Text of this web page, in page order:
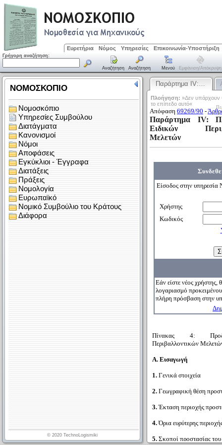
Ευρετήρια Νόμος Υπηρεσίες Επικοινωνία-Υποστήριξη
Γρήγορη αναζήτηση:
Αναζήτηση Αναζήτηση Μενού Εμφάνιση/απόκρυψη
Παράρτημα IV:…